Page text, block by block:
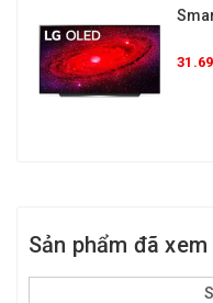
Sản phẩm đã xem